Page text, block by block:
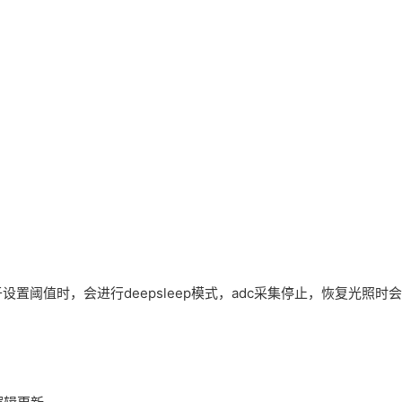
置阈值时，会进行deepsleep模式，adc采集停止，恢复光照时